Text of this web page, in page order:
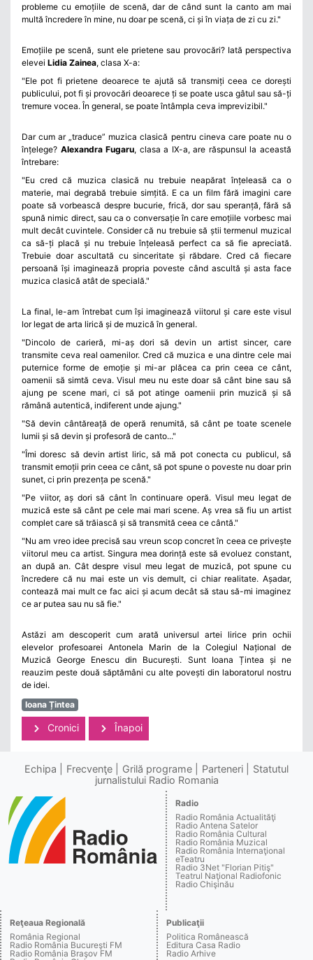
probleme cu emoțiile de scenă, dar de când sunt la canto am mai
multă încredere în mine, nu doar pe scenă, ci și în viața de zi cu zi."
Emoțiile pe scenă, sunt ele prietene sau provocări? Iată perspectiva
elevei Lidia Zainea, clasa X-a:
"Ele pot fi prietene deoarece te ajută să transmiți ceea ce dorești
publicului, pot fi și provocări deoarece ți se poate usca gâtul sau să-ți
tremure vocea. În general, se poate întâmpla ceva imprevizibil."
Dar cum ar „traduce” muzica clasică pentru cineva care poate nu o
înțelege? Alexandra Fugaru, clasa a IX-a, are răspunsul la această
întrebare:
"Eu cred că muzica clasică nu trebuie neapărat înțeleasă ca o
materie, mai degrabă trebuie simțită. E ca un film fără imagini care
poate să vorbească despre bucurie, frică, dor sau speranță, fără să
spună nimic direct, sau ca o conversație în care emoțiile vorbesc mai
mult decât cuvintele. Consider că nu trebuie să știi termenul muzical
ca să-ți placă și nu trebuie înțeleasă perfect ca să fie apreciată.
Trebuie doar ascultată cu sinceritate și răbdare. Cred că fiecare
persoană își imaginează propria poveste când ascultă și asta face
muzica clasică atât de specială."
La final, le-am întrebat cum își imaginează viitorul și care este visul
lor legat de arta lirică și de muzică în general.
"Dincolo de carieră, mi-aș dori să devin un artist sincer, care
transmite ceva real oamenilor. Cred că muzica e una dintre cele mai
puternice forme de emoție și mi-ar plăcea ca prin ceea ce cânt,
oamenii să simtă ceva. Visul meu nu este doar să cânt bine sau să
ajung pe scene mari, ci să pot atinge oamenii prin muzică și să
rămână autentică, indiferent unde ajung."
"Să devin cântăreață de operă renumită, să cânt pe toate scenele
lumii și să devin și profesoră de canto..."
"Îmi doresc să devin artist liric, să mă pot conecta cu publicul, să
transmit emoții prin ceea ce cânt, să pot spune o poveste nu doar prin
sunet, ci prin prezența pe scenă."
"Pe viitor, aș dori să cânt în continuare operă. Visul meu legat de
muzică este să cânt pe cele mai mari scene. Aș vrea să fiu un artist
complet care să trăiască și să transmită ceea ce cântă."
"Nu am vreo idee precisă sau vreun scop concret în ceea ce privește
viitorul meu ca artist. Singura mea dorință este să evoluez constant,
an după an. Cât despre visul meu legat de muzică, pot spune cu
încredere că nu mai este un vis demult, ci chiar realitate. Așadar,
contează mai mult ce fac aici și acum decât să stau să-mi imaginez
ce ar putea sau nu să fie."
Astăzi am descoperit cum arată universul artei lirice prin ochii
elevelor profesoarei Antonela Marin de la Colegiul Național de
Muzică George Enescu din București. Sunt Ioana Țintea și ne
reauzim peste două săptămâni cu alte povești din laboratorul nostru
de idei.
Ioana Țintea
Cronici Înapoi
Echipa Frecvenţe Grilă programe Parteneri
Statutul
jurnalistului Radio Romania
Radio
Radio România Actualităţi
Radio Antena Satelor
Radio România Cultural
Radio România Muzical
Radio România Internaţional
eTeatru
Radio 3Net "Florian Pitiş"
Teatrul Naţional Radiofonic
Radio Chişinău
Reţeaua Regională
România Regional
Radio România Bucureşti FM
Radio România Braşov FM
Publicaţii
Politica Românească
Editura Casa Radio
Radio Arhive